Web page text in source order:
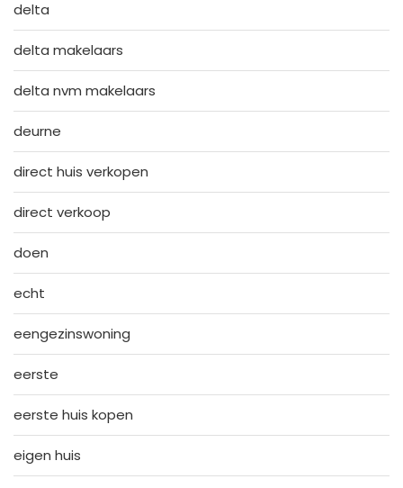
delta
delta makelaars
delta nvm makelaars
deurne
direct huis verkopen
direct verkoop
doen
echt
eengezinswoning
eerste
eerste huis kopen
eigen huis